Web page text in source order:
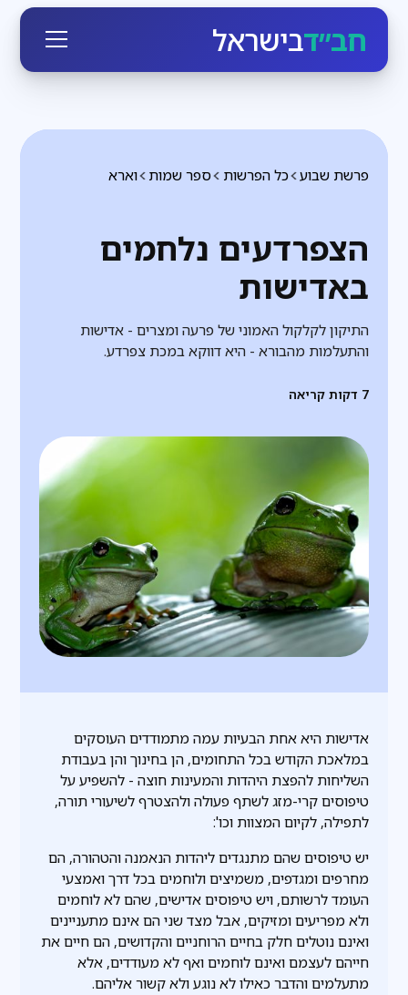
חב״דבישראל
וארא ספר שמות כל הפרשות פרשת שבוע
הצפרדעים נלחמים
באדישות
התיקון לקלקול האמוני של פרעה ומצרים - אדישות
והתעלמות מהבורא - היא דווקא במכת צפרדע.
7 דקות קריאה
אדישות היא אחת הבעיות עמה מתמודדים העוסקים
במלאכת הקודש בכל התחומים, הן בחינוך והן בעבודת
השליחות להפצת היהדות והמעינות חוצה - להשפיע על
טיפוסים קרי-מזג לשתף פעולה ולהצטרף לשיעורי תורה,
לתפילה, לקיום המצוות וכו':
יש טיפוסים שהם מתנגדים ליהדות הנאמנה והטהורה, הם
מחרפים ומגדפים, משמיצים ולוחמים בכל דרך ואמצעי
העומד לרשותם, ויש טיפוסים אדישים, שהם לא לוחמים
ולא מפריעים ומזיקים, אבל מצד שני הם אינם מתעניינים
ואינם נוטלים חלק בחיים הרוחניים והקדושים, הם חיים את
חייהם לעצמם ואינם לוחמים ואף לא מעודדים, אלא
מתעלמים והדבר כאילו לא נוגע ולא קשור אליהם.